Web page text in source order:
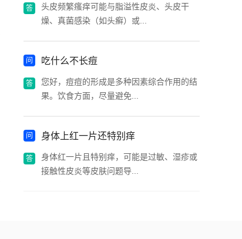
头皮频繁瘙痒可能与脂溢性皮炎、头皮干
燥、真菌感染（如头癣）或...
吃什么不长痘
您好，痘痘的形成是多种因素综合作用的结
果。饮食方面，尽量避免...
身体上红一片还特别痒
身体红一片且特别痒，可能是过敏、湿疹或
接触性皮炎等皮肤问题导...